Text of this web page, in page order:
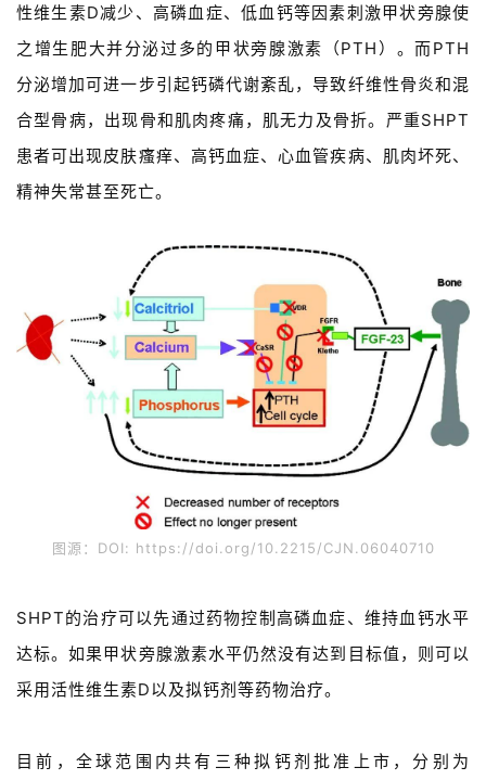
性维生素D减少、高磷血症、低血钙等因素刺激甲状旁腺使
之增生肥大并分泌过多的甲状旁腺激素（PTH）。而PTH
分泌增加可进一步引起钙磷代谢紊乱，导致纤维性骨炎和混
合型骨病，出现骨和肌肉疼痛，肌无力及骨折。严重SHPT
患者可出现皮肤瘙痒、高钙血症、心血管疾病、肌肉坏死、
精神失常甚至死亡。
图源：DOI: https://doi.org/10.2215/CJN.06040710
SHPT的治疗可以先通过药物控制高磷血症、维持血钙水平
达标。如果甲状旁腺激素水平仍然没有达到目标值，则可以
采用活性维生素D以及拟钙剂等药物治疗。
目前，全球范围内共有三种拟钙剂批准上市，分别为